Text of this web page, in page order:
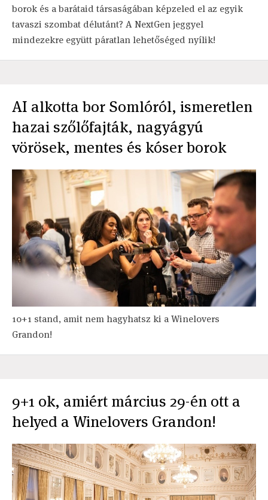
borok és a barátaid társaságában képzeled el az egyik
tavaszi szombat délutánt? A NextGen jeggyel
mindezekre együtt páratlan lehetőséged nyílik!
AI alkotta bor Somlóról, ismeretlen
hazai szőlőfajták, nagyágyú
vörösek, mentes és kóser borok
10+1 stand, amit nem hagyhatsz ki a Winelovers
Grandon!
9+1 ok, amiért március 29-én ott a
helyed a Winelovers Grandon!